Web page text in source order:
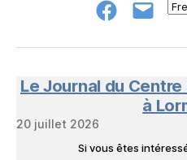
Groupe
NeL
E-
à
Livres
Le Journal du
à
20 juillet 2026
Si vous êtes